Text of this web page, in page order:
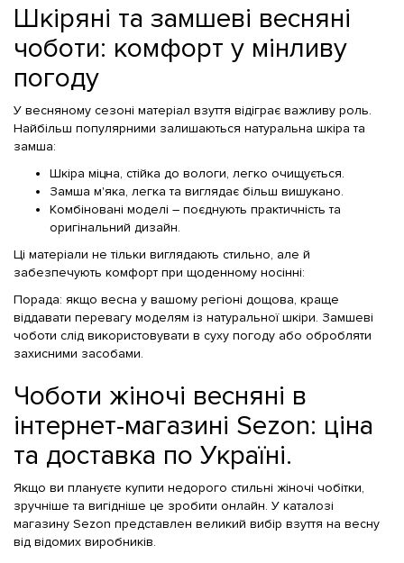
Шкіряні та замшеві весняні
чоботи: комфорт у мінливу
погоду
У весняному сезоні матеріал взуття відіграє важливу роль.
Найбільш популярними залишаються натуральна шкіра та
замша:
Шкіра міцна, стійка до вологи, легко очищується.
Замша м'яка, легка та виглядає більш вишукано.
Комбіновані моделі – поєднують практичність та
оригінальний дизайн.
Ці матеріали не тільки виглядають стильно, але й
забезпечують комфорт при щоденному носінні:
Порада: якщо весна у вашому регіоні дощова, краще
віддавати перевагу моделям із натуральної шкіри. Замшеві
чоботи слід використовувати в суху погоду або обробляти
захисними засобами.
Чоботи жіночі весняні в
інтернет-магазині Sezon: ціна
та доставка по Україні.
Якщо ви плануєте купити недорого стильні жіночі чобітки,
зручніше та вигідніше це зробити онлайн. У каталозі
магазину Sezon представлен великий вибір взуття на весну
від відомих виробників.